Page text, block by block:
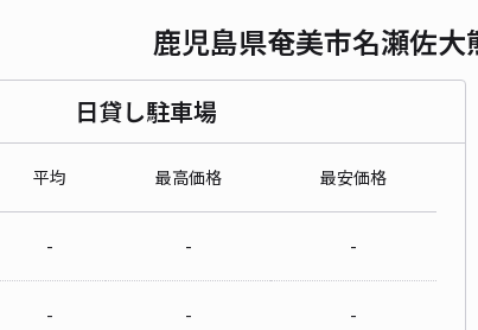
鹿児島県奄美市名瀬佐
日貸し駐車場
平均 最高価格 最安価格
- - -
- - -